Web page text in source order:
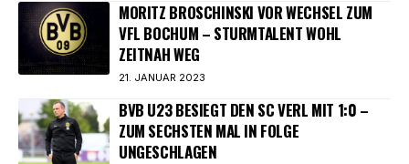
MORITZ BROSCHINSKI VOR WECHSEL ZUM
VFL BOCHUM – STURMTALENT WOHL
ZEITNAH WEG
21. JANUAR 2023
BVB U23 BESIEGT DEN SC VERL MIT 1:0 –
ZUM SECHSTEN MAL IN FOLGE
UNGESCHLAGEN